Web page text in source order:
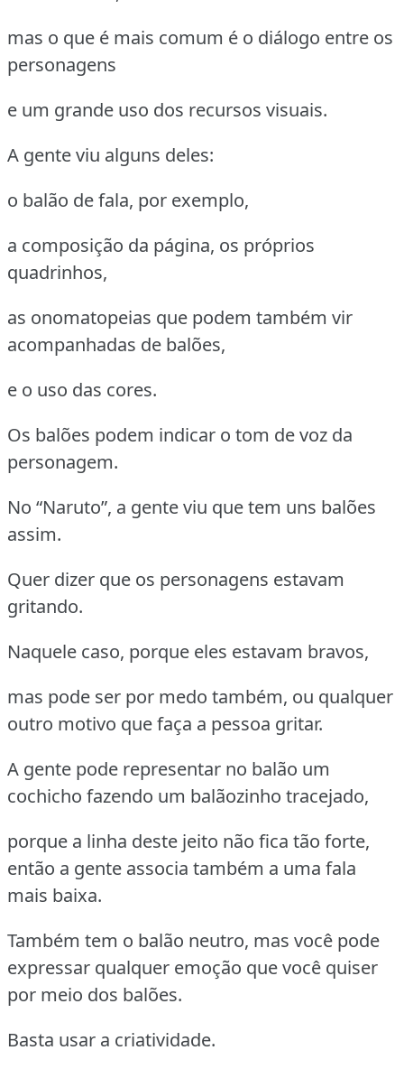
mas o que é mais comum é o diálogo entre os
personagens
e um grande uso dos recursos visuais.
A gente viu alguns deles:
o balão de fala, por exemplo,
a composição da página, os próprios
quadrinhos,
as onomatopeias que podem também vir
acompanhadas de balões,
e o uso das cores.
Os balões podem indicar o tom de voz da
personagem.
No “Naruto”, a gente viu que tem uns balões
assim.
Quer dizer que os personagens estavam
gritando.
Naquele caso, porque eles estavam bravos,
mas pode ser por medo também, ou qualquer
outro motivo que faça a pessoa gritar.
A gente pode representar no balão um
cochicho fazendo um balãozinho tracejado,
porque a linha deste jeito não fica tão forte,
então a gente associa também a uma fala
mais baixa.
Também tem o balão neutro, mas você pode
expressar qualquer emoção que você quiser
por meio dos balões.
Basta usar a criatividade.